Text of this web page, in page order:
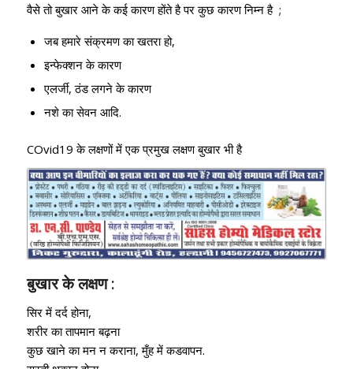
वैसे तो बुखार आने के कई कारण होंते है पर कुछ कारण निम्न है ;
जब हमारे संक्रमण का खतरा हो,
इन्फेक्शन के कारण
एलर्जी, ठंड लगने के कारण
नशे का सेवन आदि.
COvid19 के लक्षणों में एक प्रमुख लक्षण बुखार भी है
बुखार के लक्षण :
सिर में दर्द होना,
शरीर का तापमान बढ़ना
कुछ खाने का मन न कराना, मुँह में कडवापन.